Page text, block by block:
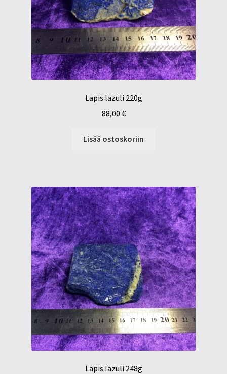
Lapis lazuli 220g
88,00 €
Lisää ostoskoriin
Lapis lazuli 248g